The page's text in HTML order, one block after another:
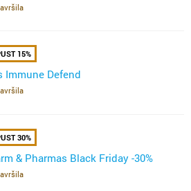
15%
Immune Defend
30%
& Pharmas Black Friday -30%